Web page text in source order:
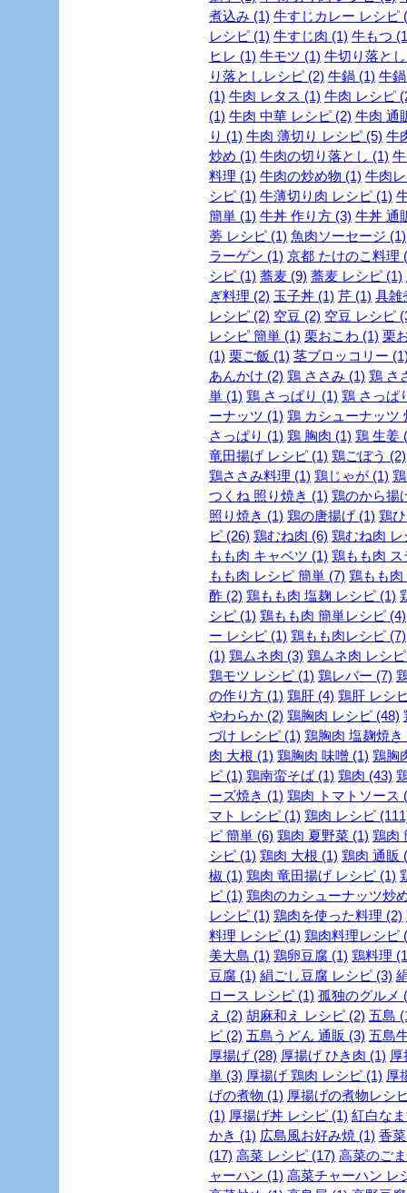
煮込み (1) 牛すじカレー レシピ
レシピ (1) 牛すじ肉 (1) 牛もつ
ヒレ (1) 牛モツ (1) 牛切り落と
り落としレシピ (2) 牛鍋 (1) 牛
(1) 牛肉 レタス (1) 牛肉 レシピ
(1) 牛肉 中華 レシピ (2) 牛肉 通
り (1) 牛肉 薄切り レシピ (5) 牛
炒め (1) 牛肉の切り落とし (1)
料理 (1) 牛肉の炒め物 (1) 牛肉
シピ (1) 牛薄切り肉 レシピ (1)
簡単 (1) 牛丼 作り方 (3) 牛丼 通
蒡 レシピ (1) 魚肉ソーセージ (1)
ラーゲン (1) 京都 たけのこ料理
シピ (1) 蕎麦 (9) 蕎麦 レシピ (1)
ぎ料理 (2) 玉子丼 (1) 芹 (1) 具雑
レシピ (2) 空豆 (2) 空豆 レシピ
レシピ 簡単 (1) 栗おこわ (1) 栗
(1) 栗ご飯 (1) 茎ブロッコリー
あんかけ (2) 鶏 ささみ (1) 鶏 さ
単 (1) 鶏 さっぱり (1) 鶏 さっぱ
ーナッツ (1) 鶏 カシューナッツ
さっぱり (1) 鶏 胸肉 (1) 鶏 生姜
竜田揚げ レシピ (1) 鶏ごぼう (2)
鶏ささみ料理 (1) 鶏じゃが (1)
つくね 照り焼き (1) 鶏のから揚
照り焼き (1) 鶏の唐揚げ (1) 鶏
ピ (26) 鶏むね肉 (6) 鶏むね肉 レ
もも肉 キャベツ (1) 鶏もも肉 ス
もも肉 レシピ 簡単 (7) 鶏もも肉
酢 (2) 鶏もも肉 塩麹 レシピ (1)
シピ (1) 鶏もも肉 簡単レシピ (4)
ー レシピ (1) 鶏もも肉レシピ (7)
(1) 鶏ムネ肉 (3) 鶏ムネ肉 レシ
鶏モツ レシピ (1) 鶏レバー (7)
の作り方 (1) 鶏肝 (4) 鶏肝 レシ
やわらか (2) 鶏胸肉 レシピ (48)
づけ レシピ (1) 鶏胸肉 塩麹焼き
肉 大根 (1) 鶏胸肉 味噌 (1) 鶏胸
ピ (1) 鶏南蛮そば (1) 鶏肉 (43)
ーズ焼き (1) 鶏肉 トマトソース
マト レシピ (1) 鶏肉 レシピ
ピ 簡単 (6) 鶏肉 夏野菜 (1) 鶏肉
シピ (1) 鶏肉 大根 (1) 鶏肉 通販
椒 (1) 鶏肉 竜田揚げ レシピ (1)
ピ (1) 鶏肉のカシューナッツ炒
レシピ (1) 鶏肉を使った料理 (2)
料理 レシピ (1) 鶏肉料理レシピ
美大島 (1) 鶏卵豆腐 (1) 鶏料理
豆腐 (1) 絹ごし豆腐 レシピ (3)
ロース レシピ (1) 孤独のグルメ
え (2) 胡麻和え レシピ (2) 五島
ピ (2) 五島うどん 通販 (3) 五島
厚揚げ (28) 厚揚げ ひき肉 (1)
単 (3) 厚揚げ 鶏肉 レシピ (1) 厚
げの煮物 (1) 厚揚げの煮物レシ
(1) 厚揚げ丼 レシピ (1) 紅白な
かき (1) 広島風お好み焼 (1) 香
(17) 高菜 レシピ (17) 高菜のご
ャーハン (1) 高菜チャーハン レ